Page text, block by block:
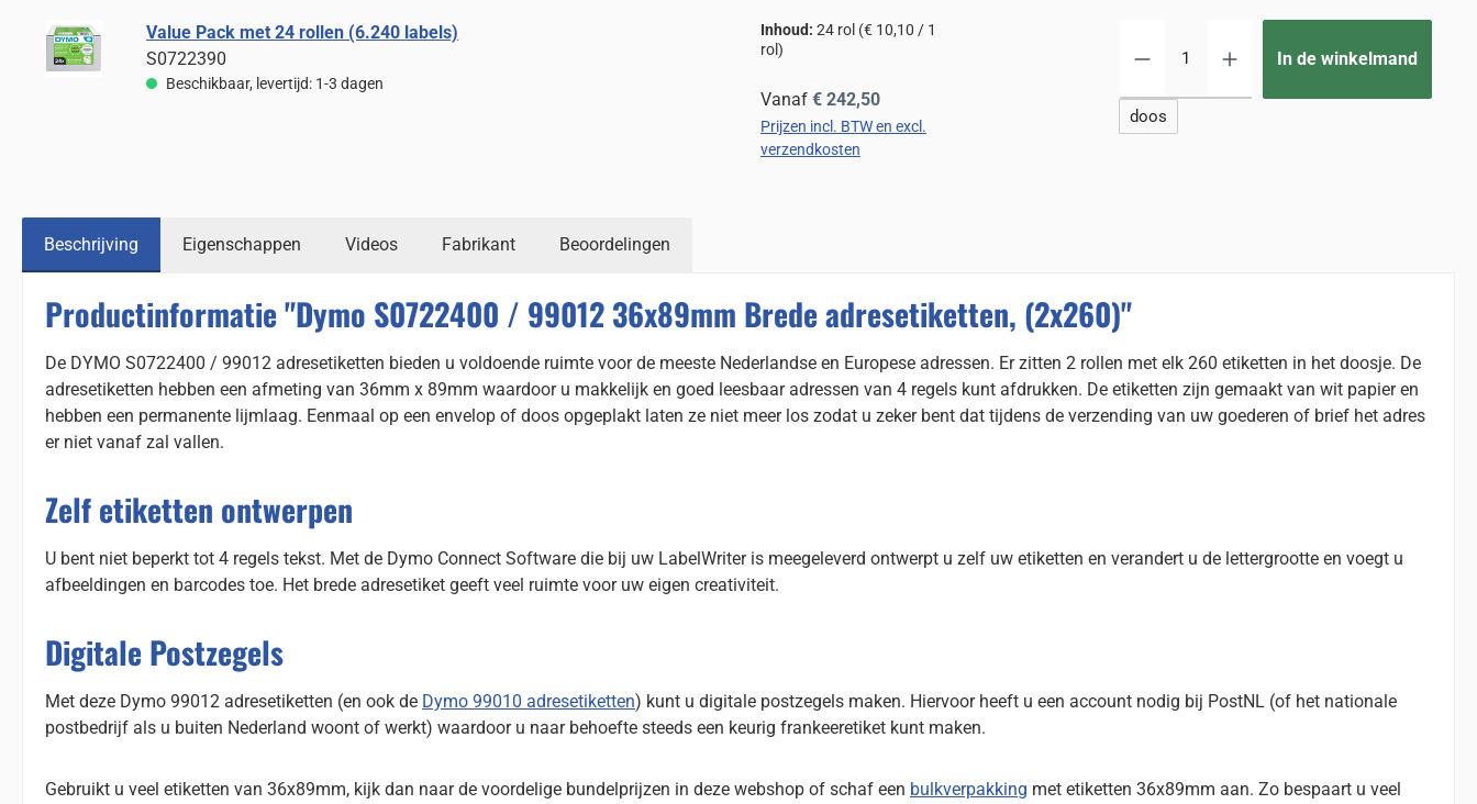
Value Pack met 24 rollen (6.240 labels)
S0722390
Beschikbaar, levertijd: 1-3 dagen
Inhoud: 24 rol (€ 10,10 / 1
rol)
Normale prijs:
Vanaf € 242,50
Prijzen incl. BTW en excl.
verzendkosten
doos
In de winkelmand
Beschrijving Eigenschappen Videos Fabrikant Beoordelingen
Productinformatie "Dymo S0722400 / 99012 36x89mm Brede adresetiketten, (2x260)"
De DYMO S0722400 / 99012 adresetiketten bieden u voldoende ruimte voor de meeste Nederlandse en Europese adressen. Er zitten 2 rollen met elk 260 etiketten in het doosje. De
adresetiketten hebben een afmeting van 36mm x 89mm waardoor u makkelijk en goed leesbaar adressen van 4 regels kunt afdrukken. De etiketten zijn gemaakt van wit papier en
hebben een permanente lijmlaag. Eenmaal op een envelop of doos opgeplakt laten ze niet meer los zodat u zeker bent dat tijdens de verzending van uw goederen of brief het adres
er niet vanaf zal vallen.
Zelf etiketten ontwerpen
U bent niet beperkt tot 4 regels tekst. Met de Dymo Connect Software die bij uw LabelWriter is meegeleverd ontwerpt u zelf uw etiketten en verandert u de lettergrootte en voegt u
afbeeldingen en barcodes toe. Het brede adresetiket geeft veel ruimte voor uw eigen creativiteit.
Digitale Postzegels
Met deze Dymo 99012 adresetiketten (en ook de Dymo 99010 adresetiketten) kunt u digitale postzegels maken. Hiervoor heeft u een account nodig bij PostNL (of het nationale
postbedrijf als u buiten Nederland woont of werkt) waardoor u naar behoefte steeds een keurig frankeeretiket kunt maken.
Gebruikt u veel etiketten van 36x89mm, kijk dan naar de voordelige bundelprijzen in deze webshop of schaf een bulkverpakking met etiketten 36x89mm aan. Zo bespaart u veel